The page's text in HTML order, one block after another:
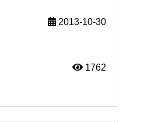
2013-10-30
1762